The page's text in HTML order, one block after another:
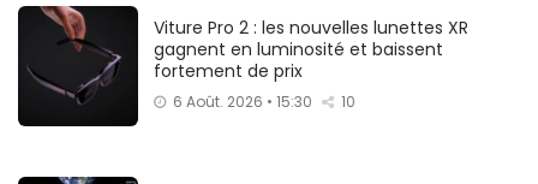
Viture Pro 2 : les nouvelles lunettes XR
gagnent en luminosité et baissent
fortement de prix
6 Août. 2026 • 15:30 10